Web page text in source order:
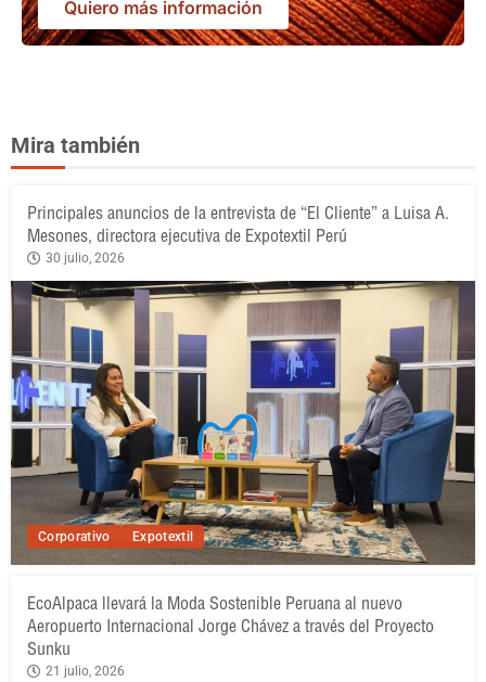
Quiero más información
Mira también
Corporativo Expotextil
Principales anuncios de la entrevista de “El Cliente” a Luisa A.
Mesones, directora ejecutiva de Expotextil Perú
30 julio, 2026
EcoAlpaca llevará la Moda Sostenible Peruana al nuevo
Aeropuerto Internacional Jorge Chávez a través del Proyecto
Sunku
21 julio, 2026